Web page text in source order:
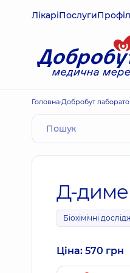
ЛікаріПослуги
Головна Добробут
Д-
Біохімічні
Ціна: 570 грн